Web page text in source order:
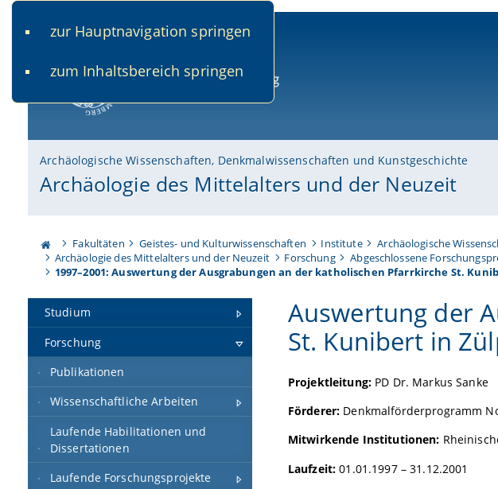
zur Hauptnavigation springen
zum Inhaltsbereich springen
Archäologische Wissenschaften, Denkmalwissenschaften und Kunstgeschichte
Archäologie des Mittelalters und der Neuzeit
Fakultäten Geistes- und Kulturwissenschaften Institute Archäologische
Archäologie des Mittelalters und der Neuzeit
Forschung
Abgeschlossene
1997–2001: Auswertung der Ausgrabungen an der katholischen Pfarrkirche St.
Studium
Forschung
Publikationen
Wissenschaftliche Arbeiten
Laufende Habilitationen und
Dissertationen
Laufende Forschungsprojekte
Auswertung der
St. Kunibert in
Projektleitung:PD Dr. Markus Sanke
Förderer: Denkmalförderprogramm
Mitwirkende Institutionen:
Laufzeit: 01.01.1997 – 31.12.2001